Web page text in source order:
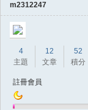
m2312247
4
主題
12
文章
52
積分
註冊會員